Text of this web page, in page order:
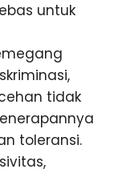
untuk
tidak
toleransi.